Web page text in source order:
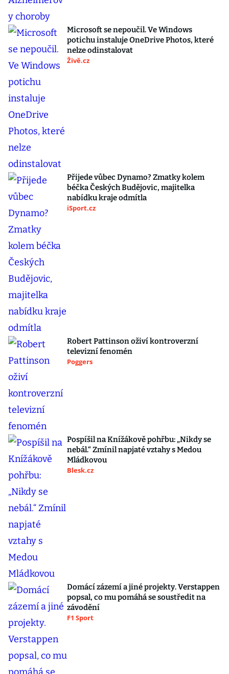
Microsoft se nepoučil. Ve Windows
potichu instaluje OneDrive Photos, které
nelze odinstalovat
Živě.cz
Přijede vůbec Dynamo? Zmatky kolem
béčka Českých Budějovic, majitelka
nabídku kraje odmítla
iSport.cz
Robert Pattinson oživí kontroverzní
televizní fenomén
Poggers
Pospíšil na Knížákově pohřbu: „Nikdy se
nebál.“ Zmínil napjaté vztahy s Medou
Mládkovou
Blesk.cz
Domácí zázemí a jiné projekty. Verstappen
popsal, co mu pomáhá se soustředit na
závodění
F1 Sport